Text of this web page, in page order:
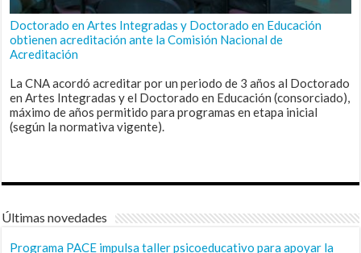
Doctorado en Artes Integradas y Doctorado en Educación
obtienen acreditación ante la Comisión Nacional de
Acreditación
La CNA acordó acreditar por un periodo de 3 años al Doctorado
en Artes Integradas y el Doctorado en Educación (consorciado),
máximo de años permitido para programas en etapa inicial
(según la normativa vigente).
Últimas novedades
Programa PACE impulsa taller psicoeducativo para apoyar la